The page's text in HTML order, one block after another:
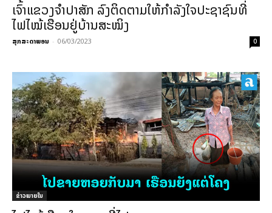
ເຈົ້າແຂວງຈຳປາສັກ ລົງຕິດຕາມໃຫ້ກຳລັງໃຈປະຊາຊົນທີ່
ໄຟໄໝ້ເຮືອນຢູ່ບ້ານສະໝິງ
ສຸກສະດາພອນ - 06/03/2023 0
ຂ່າວພາຍ​ໃນ